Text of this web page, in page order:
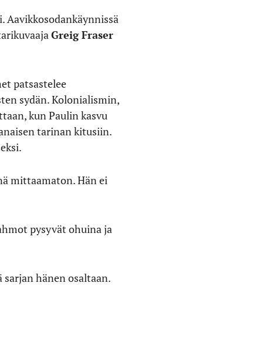
Greig Fraser
patsastelee
sydän. Kolonialismin,
kun Paulin kasvu
tarinan kitusiin.
mittaamaton. Hän ei
pysyvät ohuina ja
hänen osaltaan.